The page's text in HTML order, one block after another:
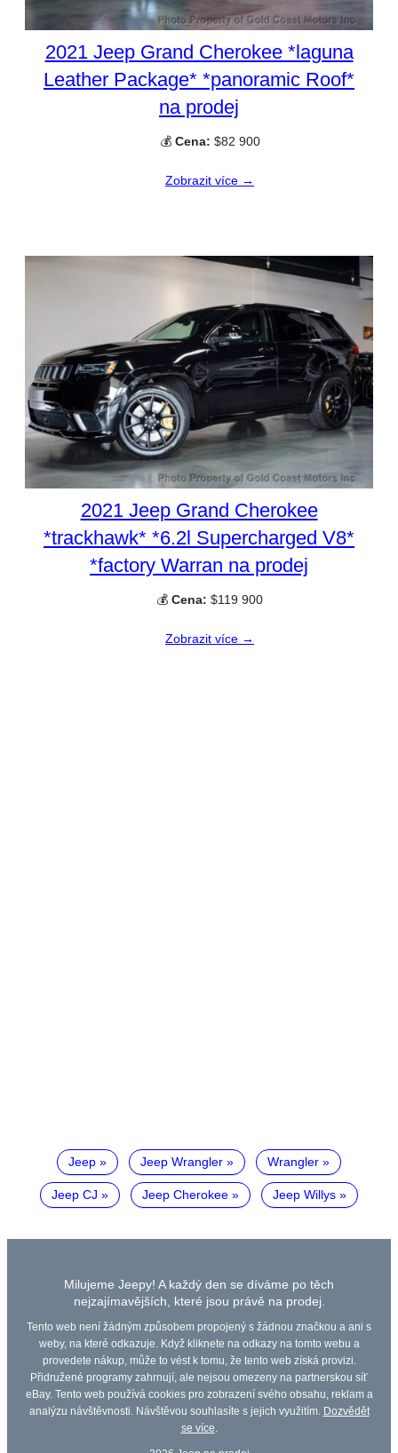
2021 Jeep Grand Cherokee *laguna
Leather Package* *panoramic Roof*
na prodej
💰 Cena: $82 900
Zobrazit více →
2021 Jeep Grand Cherokee
*trackhawk* *6.2l Supercharged V8*
*factory Warran na prodej
💰 Cena: $119 900
Zobrazit více →
Jeep Jeep Wrangler Wrangler
Jeep CJ Jeep Cherokee Jeep Willys
Milujeme Jeepy! A každý den se díváme po těch
nejzajímavějších, které jsou právě na prodej.
Tento web není žádným způsobem propojený s žádnou značkou a ani s
weby, na které odkazuje. Když kliknete na odkazy na tomto webu a
provedete nákup, může to vést k tomu, že tento web získá provizi.
Přidružené programy zahrnují, ale nejsou omezeny na partnerskou síť
eBay. Tento web používá cookies pro zobrazení svého obsahu, reklam a
analýzu návštěvnosti. Návštěvou souhlasíte s jejich využitím.
Dozvědět
se více